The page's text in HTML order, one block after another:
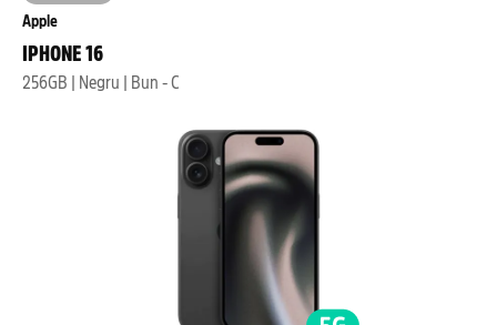
Apple
IPHONE 16
256GB | Negru | Bun - C